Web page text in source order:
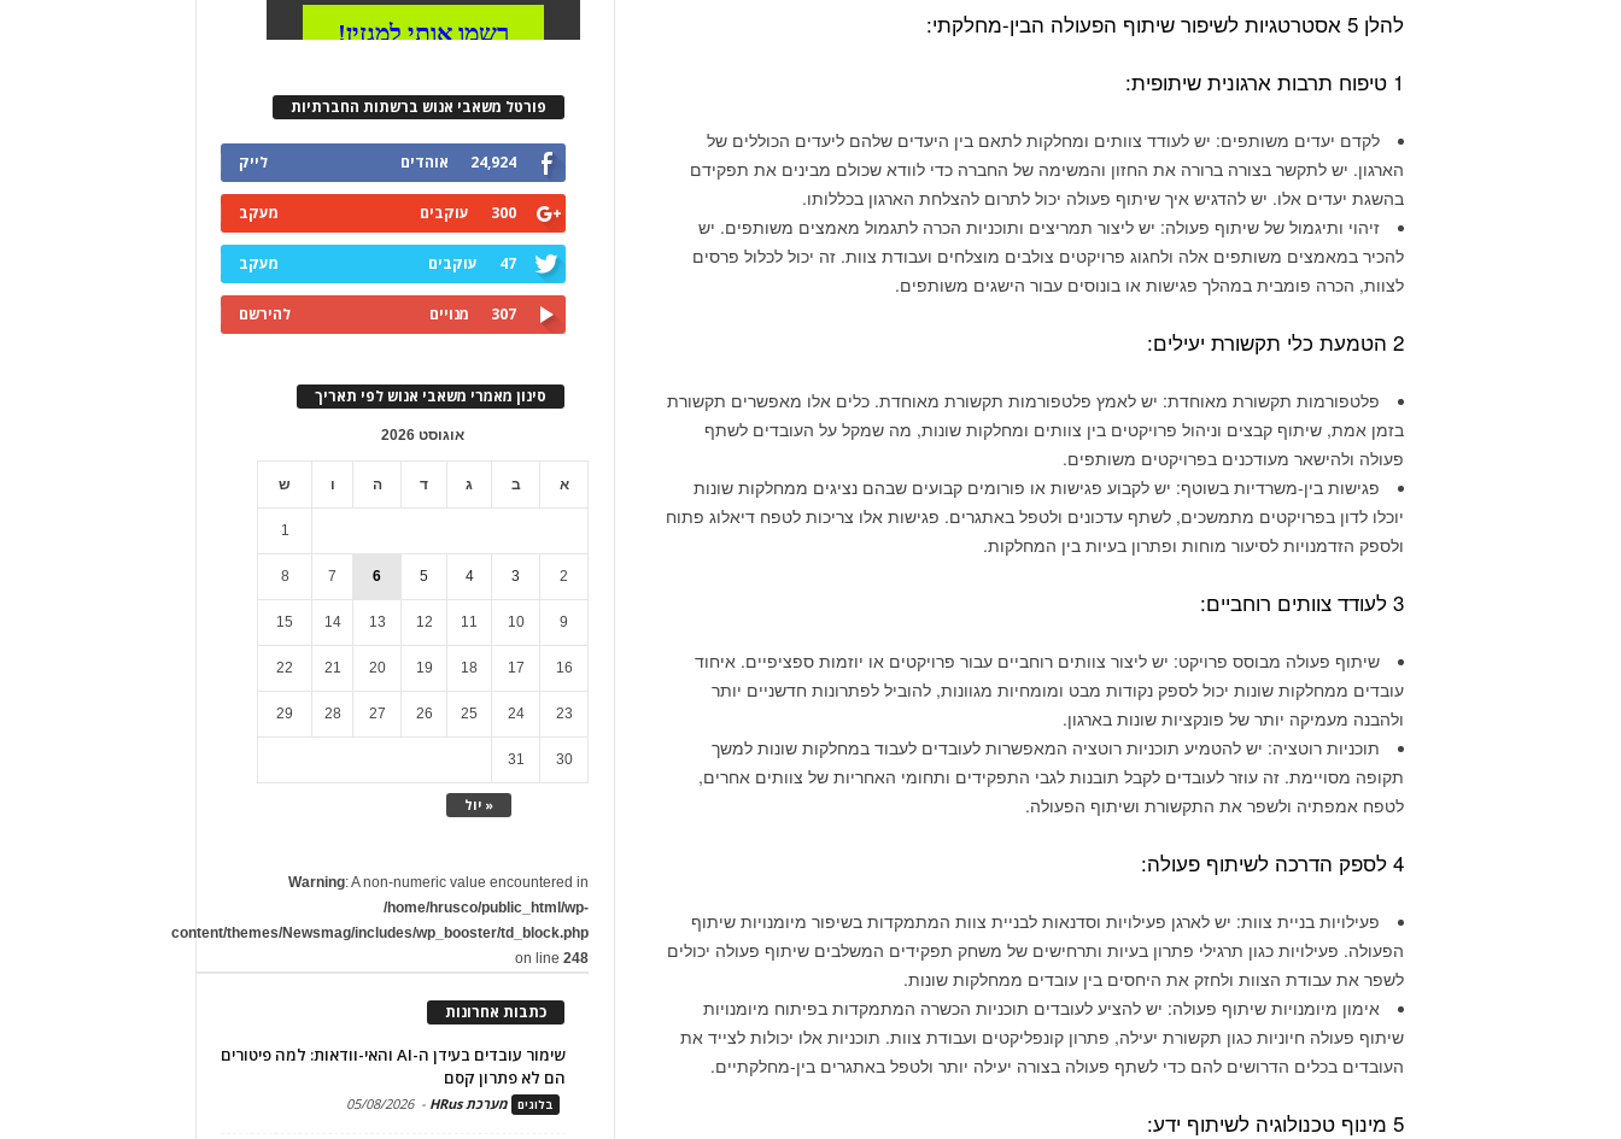
להלן 5 אסטרטגיות לשיפור שיתוף הפעולה הבין-מחלקתי:
1 טיפוח תרבות ארגונית שיתופית:
לקדם יעדים משותפים: יש לעודד צוותים ומחלקות לתאם בין היעדים שלהם ליעדים הכוללים של
הארגון. יש לתקשר בצורה ברורה את החזון והמשימה של החברה כדי לוודא שכולם מבינים את תפקידם
בהשגת יעדים אלו. יש להדגיש איך שיתוף פעולה יכול לתרום להצלחת הארגון בכללותו.
זיהוי ותיגמול של שיתוף פעולה: יש ליצור תמריצים ותוכניות הכרה לתגמול מאמצים משותפים. יש
להכיר במאמצים משותפים אלה ולחגוג פרויקטים צולבים מוצלחים ועבודת צוות. זה יכול לכלול פרסים
לצוות, הכרה פומבית במהלך פגישות או בונוסים עבור הישגים משותפים.
2 הטמעת כלי תקשורת יעילים:
פלטפורמות תקשורת מאוחדת: יש לאמץ פלטפורמות תקשורת מאוחדת. כלים אלו מאפשרים תקשורת
בזמן אמת, שיתוף קבצים וניהול פרויקטים בין צוותים ומחלקות שונות, מה שמקל על העובדים לשתף
פעולה ולהישאר מעודכנים בפרויקטים משותפים.
פגישות בין-משרדיות בשוטף: יש לקבוע פגישות או פורומים קבועים שבהם נציגים ממחלקות שונות
יוכלו לדון בפרויקטים מתמשכים, לשתף עדכונים ולטפל באתגרים. פגישות אלו צריכות לטפח דיאלוג פתוח
ולספק הזדמנויות לסיעור מוחות ופתרון בעיות בין המחלקות.
3 לעודד צוותים רוחביים:
שיתוף פעולה מבוסס פרויקט: יש ליצור צוותים רוחביים עבור פרויקטים או יוזמות ספציפיים. איחוד
עובדים ממחלקות שונות יכול לספק נקודות מבט ומומחיות מגוונות, להוביל לפתרונות חדשניים יותר
ולהבנה מעמיקה יותר של פונקציות שונות בארגון.
תוכניות רוטציה: יש להטמיע תוכניות רוטציה המאפשרות לעובדים לעבוד במחלקות שונות למשך
תקופה מסויימת. זה עוזר לעובדים לקבל תובנות לגבי התפקידים ותחומי האחריות של צוותים אחרים,
לטפח אמפתיה ולשפר את התקשורת ושיתוף הפעולה.
4 לספק הדרכה לשיתוף פעולה:
פעילויות בניית צוות: יש לארגן פעילויות וסדנאות לבניית צוות המתמקדות בשיפור מיומנויות שיתוף
הפעולה. פעילויות כגון תרגילי פתרון בעיות ותרחישים של משחק תפקידים המשלבים שיתוף פעולה יכולים
לשפר את עבודת הצוות ולחזק את היחסים בין עובדים ממחלקות שונות.
אימון מיומנויות שיתוף פעולה: יש להציע לעובדים תוכניות הכשרה המתמקדות בפיתוח מיומנויות
שיתוף פעולה חיוניות כגון תקשורת יעילה, פתרון קונפליקטים ועבודת צוות. תוכניות אלו יכולות לצייד את
העובדים בכלים הדרושים להם כדי לשתף פעולה בצורה יעילה יותר ולטפל באתגרים בין-מחלקתיים.
5 מינוף טכנולוגיה לשיתוף ידע:
פורטל משאבי אנוש ברשתות החברתיות
24,924 אוהדים לייק
300 עוקבים מעקב
47 עוקבים מעקב
307 מנויים להירשם
סינון מאמרי משאבי אנוש לפי תאריך
אוגוסט 2026
א ב ג ד ה ו ש
« יול
1
2
3
4
5
6
7
8
9
10
11
12
13
14
15
16
17
18
19
20
21
22
23
24
25
26
27
28
29
30
31
Warning: A non-numeric value encountered in
/home/hrusco/public_html/wp-
content/themes/Newsmag/includes/wp_booster/td_block.php
on line248
כתבות אחרונות
שימור עובדים בעידן ה-AI והאי-וודאות: למה פיטורים
הם לא פתרון קסם
בלוגים מערכת HRus -
05/08/2026